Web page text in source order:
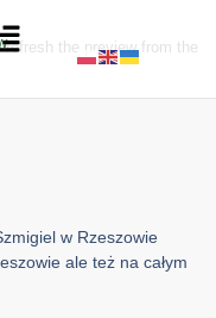
the preview from the
w Rzeszowie
ale też na całym